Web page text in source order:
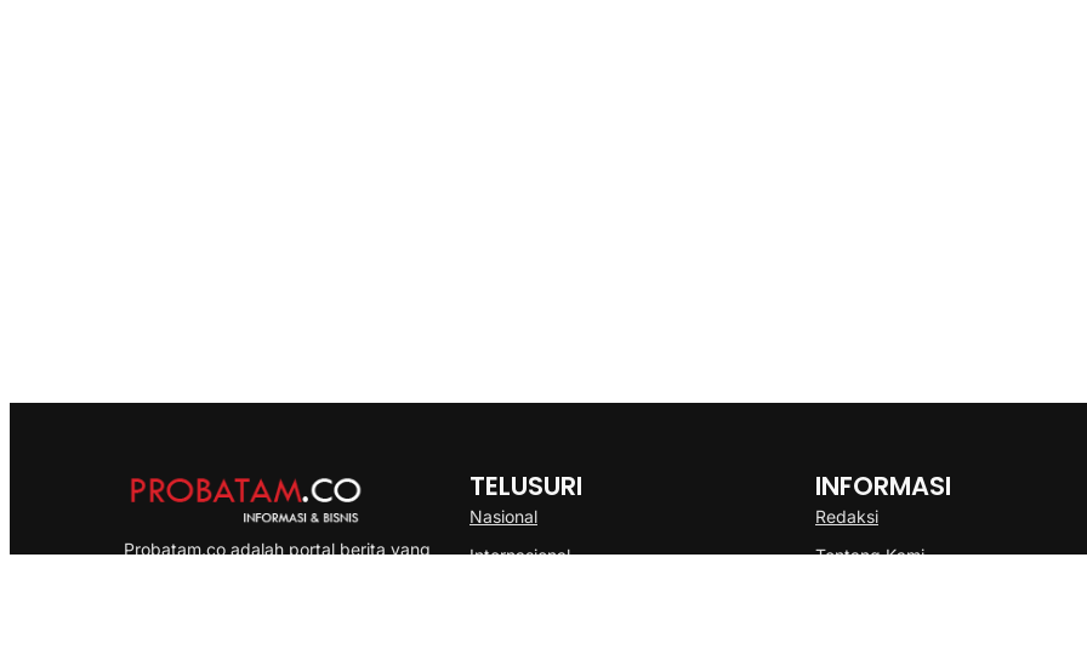
Probatam.co adalah portal berita yang
TELUSURI
Nasional
Internasional
INFORMASI
Redaksi
Tentang Kami